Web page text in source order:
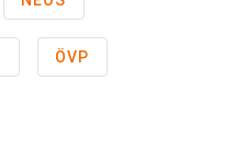
ÖVP